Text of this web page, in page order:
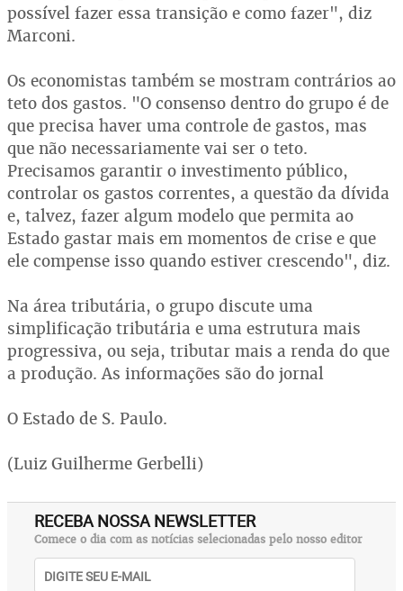
possível fazer essa transição e como fazer", diz
Marconi.
Os economistas também se mostram contrários ao
teto dos gastos. "O consenso dentro do grupo é de
que precisa haver uma controle de gastos, mas
que não necessariamente vai ser o teto.
Precisamos garantir o investimento público,
controlar os gastos correntes, a questão da dívida
e, talvez, fazer algum modelo que permita ao
Estado gastar mais em momentos de crise e que
ele compense isso quando estiver crescendo", diz.
Na área tributária, o grupo discute uma
simplificação tributária e uma estrutura mais
progressiva, ou seja, tributar mais a renda do que
a produção. As informações são do jornal
O Estado de S. Paulo.
(Luiz Guilherme Gerbelli)
RECEBA NOSSA NEWSLETTER
Comece o dia com as notícias selecionadas pelo nosso editor